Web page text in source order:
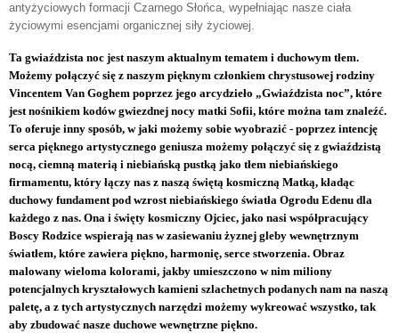
antyżyciowych formacji Czarnego Słońca, wypełniając nasze ciała
życiowymi esencjami organicznej siły życiowej.
Ta gwiaździsta noc jest naszym aktualnym tematem i duchowym tłem.
Możemy połączyć się z naszym pięknym członkiem chrystusowej rodziny
Vincentem Van Goghem poprzez jego arcydzieło „Gwiaździsta noc”, które
jest nośnikiem kodów gwiezdnej nocy matki Sofii, które można tam znaleźć.
To oferuje inny sposób, w jaki możemy sobie wyobrazić - poprzez intencję
serca pięknego artystycznego geniusza możemy połączyć się z gwiaździstą
nocą, ciemną materią i niebiańską pustką jako tłem niebiańskiego
firmamentu, który łączy nas z naszą świętą kosmiczną Matką, kładąc
duchowy fundament pod wzrost niebiańskiego światła Ogrodu Edenu dla
każdego z nas. Ona i święty kosmiczny Ojciec, jako nasi współpracujący
Boscy Rodzice wspierają nas w zasiewaniu żyznej gleby wewnętrznym
światłem, które zawiera piękno, harmonię, serce stworzenia. Obraz
malowany wieloma kolorami, jakby umieszczono w nim miliony
potencjalnych kryształowych kamieni szlachetnych podanych nam na naszą
paletę, a z tych artystycznych narzędzi możemy wykreować wszystko, tak
aby zbudować nasze duchowe wewnętrzne piękno.